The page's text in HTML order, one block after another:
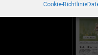
Cookie-Richtlinie